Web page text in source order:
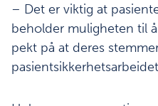
– Det er viktig at
beholder muligheten til
pekt på at deres